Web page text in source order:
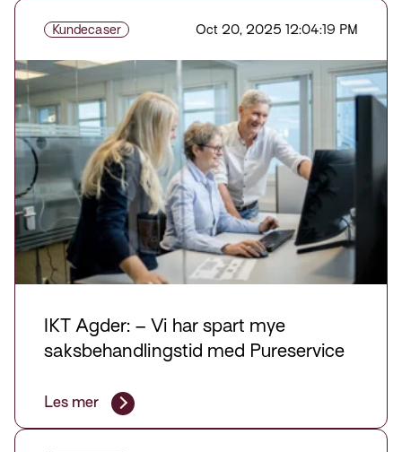
Kundecaser Oct 20, 2025 12:04:19 PM
IKT Agder: – Vi har spart mye
saksbehandlingstid med Pureservice
Les mer